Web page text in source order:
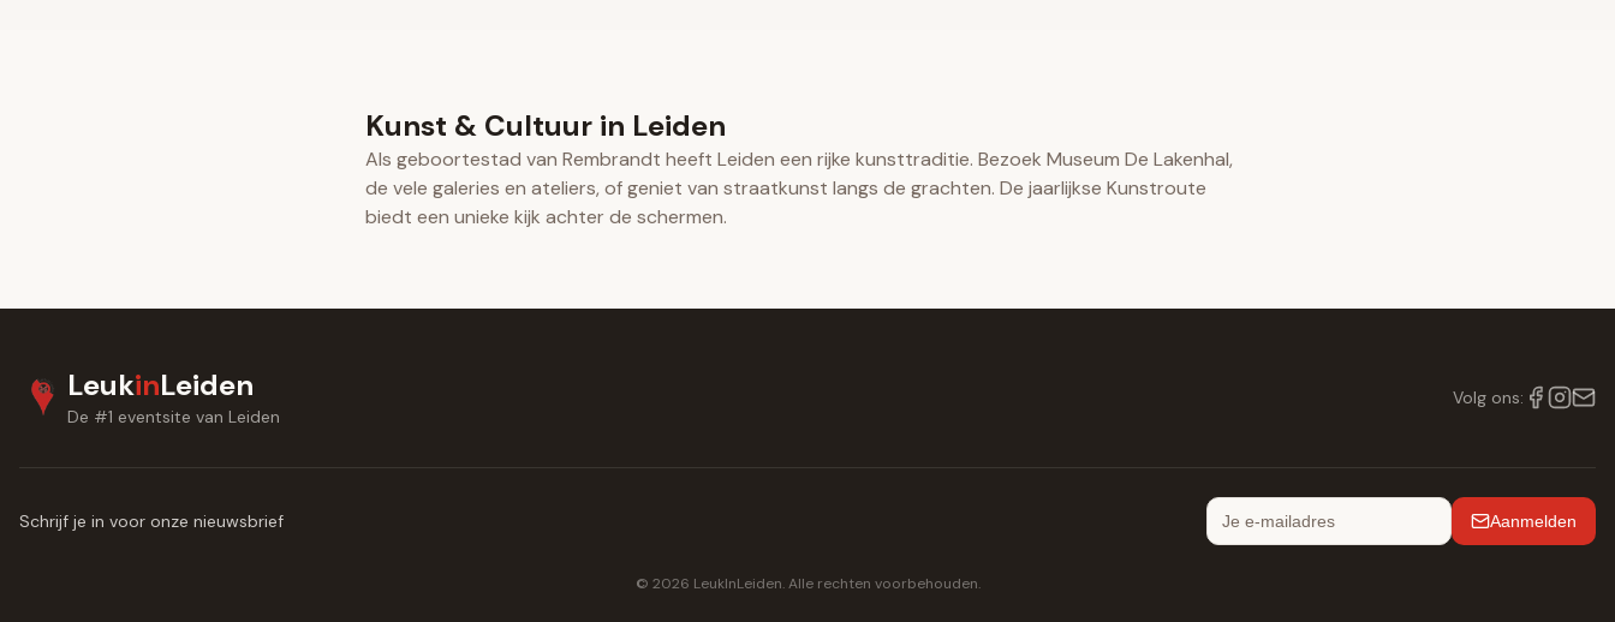
Kunst & Cultuur in Leiden
Als geboortestad van Rembrandt heeft Leiden een rijke kunsttraditie. Bezoek Museum De Lakenhal,
de vele galeries en ateliers, of geniet van straatkunst langs de grachten. De jaarlijkse Kunstroute
biedt een unieke kijk achter de schermen.
LeukinLeiden
De #1 eventsite van Leiden
Volg ons:
Schrijf je in voor onze nieuwsbrief Aanmelden
© 2026 LeukInLeiden.Alle rechten voorbehouden.